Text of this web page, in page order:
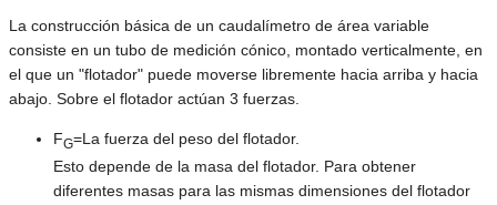
La construcción básica de un caudalímetro de área variable
consiste en un tubo de medición cónico, montado verticalmente, en
el que un "flotador" puede moverse libremente hacia arriba y hacia
abajo. Sobre el flotador actúan 3 fuerzas.
FG=La fuerza del peso del flotador.
Esto depende de la masa del flotador. Para obtener
diferentes masas para las mismas dimensiones del flotador